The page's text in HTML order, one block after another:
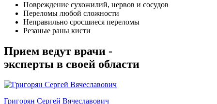
Повреждение сухожилий, нервов и сосудов
Переломы любой сложности
Неправильно сросшиеся переломы
Резаные раны кисти
Прием ведут врачи -
эксперты в своей области
Григорян Сергей Вячеславович